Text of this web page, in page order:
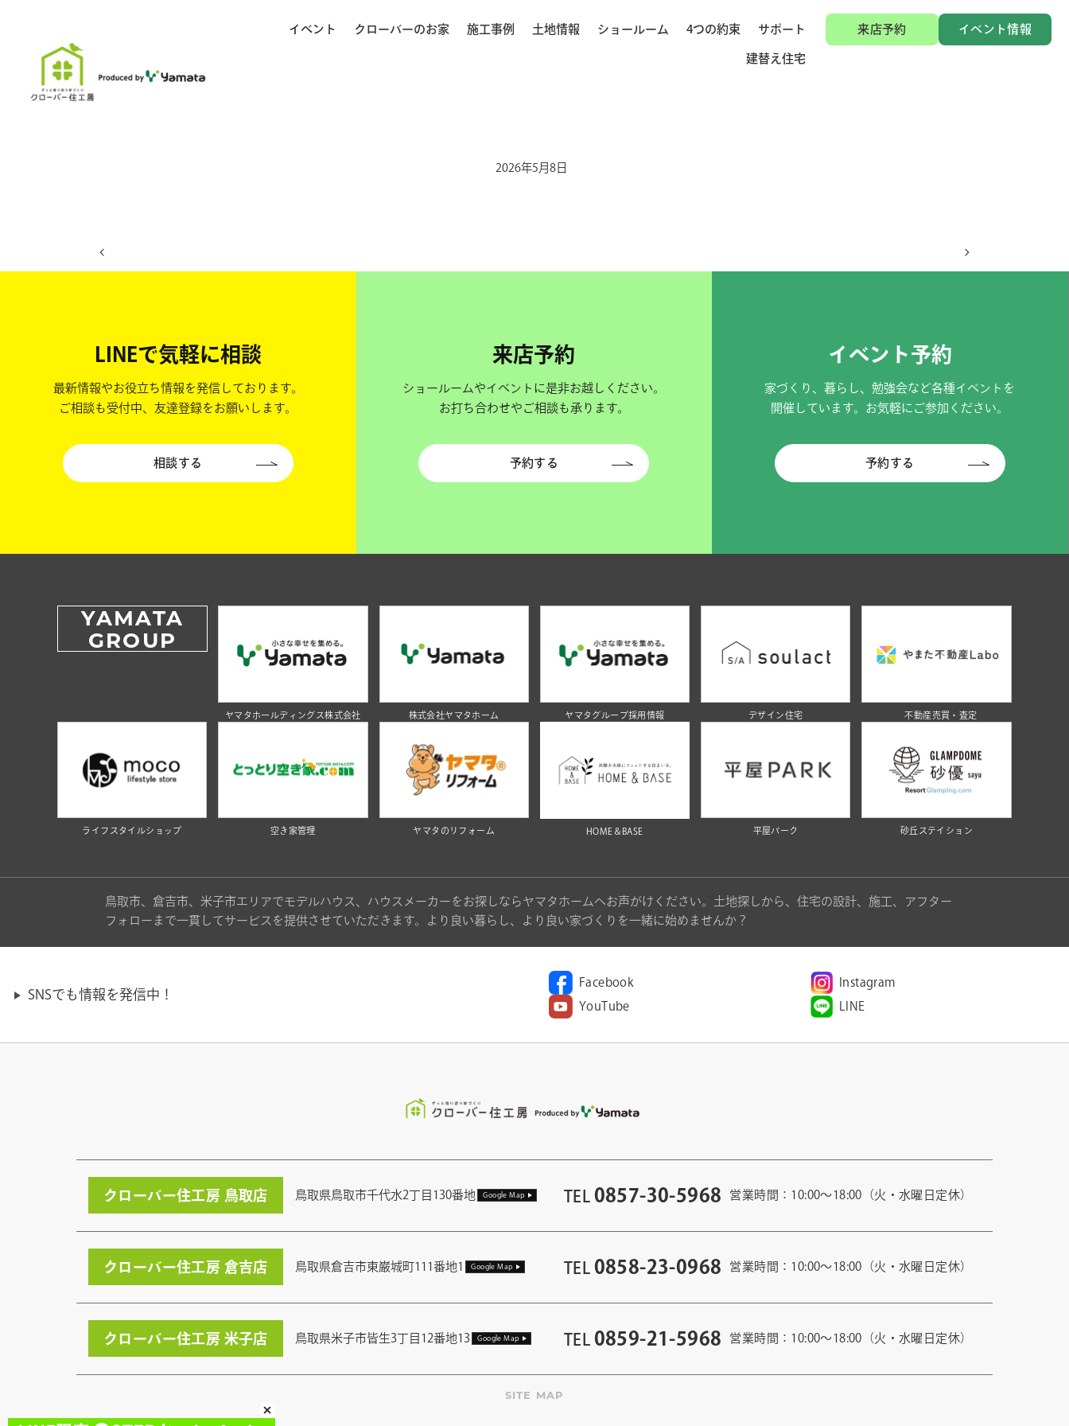
イベント クローバーのお家 施工事例 土地情報 ショールーム 4つの約束 サポート
建替え住宅
来店予約 イベント情報
ホーム イベント日程
2026年5月8日
LINEで気軽に相談
最新情報やお役立ち情報を発信しております。
ご相談も受付中、友達登録をお願いします。
相談する
来店予約
ショールームやイベントに是非お越しください。
お打ち合わせやご相談も承ります。
予約する
イベント予約
家づくり、暮らし、勉強会など各種イベントを
開催しています。お気軽にご参加ください。
予約する
YAMATA
GROUP
ヤマタホールディングス株式会社 株式会社ヤマタホーム ヤマタグループ採用情報 デザイン住宅 不動産売買・査定
ライフスタイルショップ 空き家管理 ヤマタのリフォーム HOME＆BASE 平屋パーク 砂丘ステイション
鳥取市、倉吉市、米子市エリアでモデルハウス、ハウスメーカーをお探しならヤマタホームへお声がけください。土地探しから、住宅の設計、施工、アフター
フォローまで一貫してサービスを提供させていただきます。より良い暮らし、より良い家づくりを一緒に始めませんか？
SNSでも情報を発信中！
Facebook
Instagram
YouTube
LINE
クローバー住工房 鳥取店 鳥取県鳥取市千代水2丁目130番地 Google Map TEL 0857-30-5968 営業時間：10:00〜18:00（火・水曜日定休）
クローバー住工房 倉吉店 鳥取県倉吉市東巌城町111番地1 Google Map TEL 0858-23-0968 営業時間：10:00〜18:00（火・水曜日定休）
クローバー住工房 米子店 鳥取県米子市皆生3丁目12番地13 Google Map TEL 0859-21-5968 営業時間：10:00〜18:00（火・水曜日定休）
SITE MAP